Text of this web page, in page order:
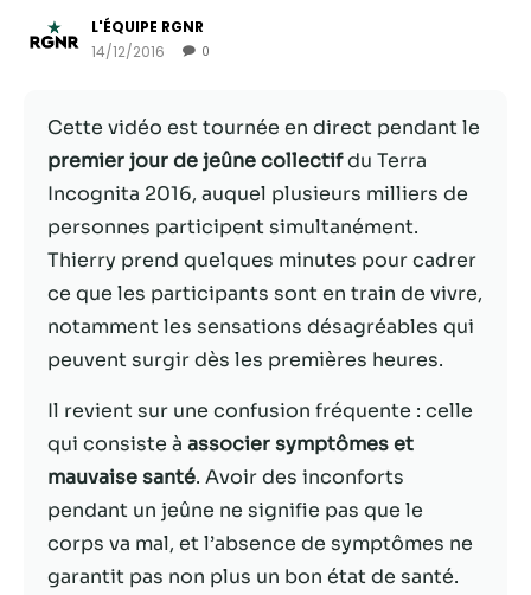
L'ÉQUIPE RGNR
14/12/2016
0
Cette vidéo est tournée en direct pendant le
premier jour de jeûne collectifdu Terra
Incognita 2016, auquel plusieurs milliers de
personnes participent simultanément.
Thierry prend quelques minutes pour cadrer
ce que les participants sont en train de vivre,
notamment les sensations désagréables qui
peuvent surgir dès les premières heures.
Il revient sur une confusion fréquente : celle
qui consiste à associer symptômes et
mauvaise santé. Avoir des inconforts
pendant un jeûne ne signifie pas que le
corps va mal, et l’absence de symptômes ne
garantit pas non plus un bon état de santé.
Nécessaire
Ces cookies ne
sont pas
facultatifs. Ils
sont
fonctionnement
du site Web.
Statistiques
Afin que nous
puissions
améliorer la